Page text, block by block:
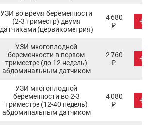
УЗИ во время беременности
(2-3 триместр) двумя
датчиками (цервикометрия)
4 680
₽
+
УЗИ многоплодной
беременности в первом
триместре (до 12 недель)
абдоминальным датчиком
2 760
₽
+
УЗИ многоплодной
беременности во 2-3
триместре (12-40 недель)
абдоминальным датчиком
4 080
₽
+